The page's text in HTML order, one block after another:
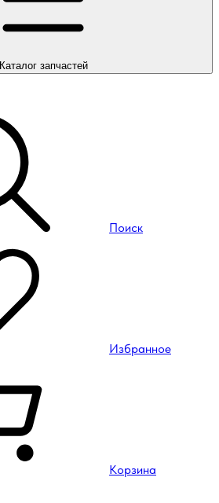
Каталогзапчастей
Поиск
Избранное
Корзина